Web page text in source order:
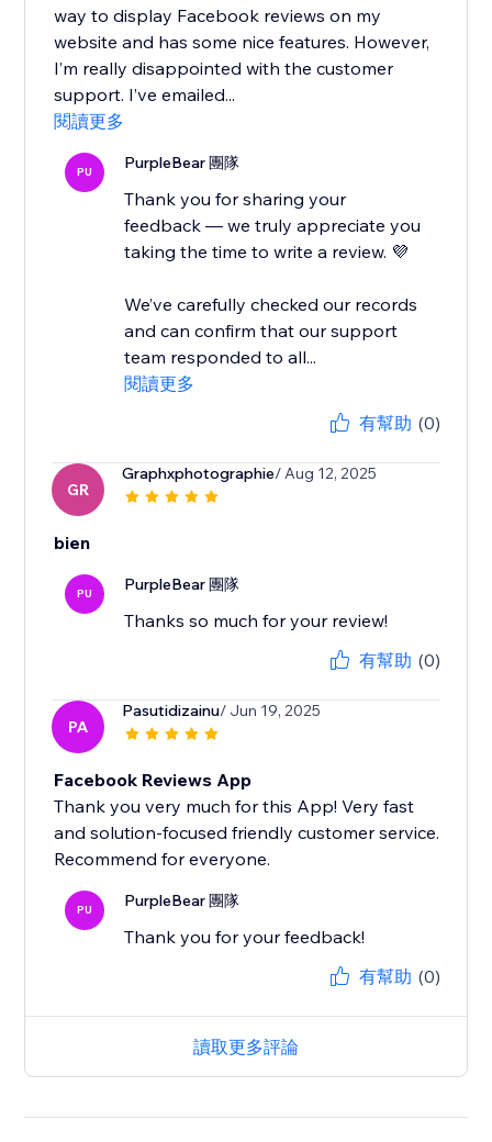
way to display Facebook reviews on my
website and has some nice features. However,
I’m really disappointed with the customer
support. I’ve emailed...
閱讀更多
PU PurpleBear 團隊
Thank you for sharing your
feedback — we truly appreciate you
taking the time to write a review. 💜
We’ve carefully checked our records
and can confirm that our support
team responded to all...
閱讀更多
有幫助 (0)
GR
Graphxphotographie/ Aug 12, 2025
bien
PU PurpleBear 團隊
Thanks so much for your review!
有幫助 (0)
PA
Pasutidizainu/ Jun 19, 2025
Facebook Reviews App
Thank you very much for this App! Very fast
and solution-focused friendly customer service.
Recommend for everyone.
PU PurpleBear 團隊
Thank you for your feedback!
有幫助 (0)
讀取更多評論